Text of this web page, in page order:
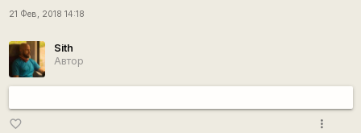
21 Фев, 2018 14:18
Sith
Автор
favorite_border more_vert